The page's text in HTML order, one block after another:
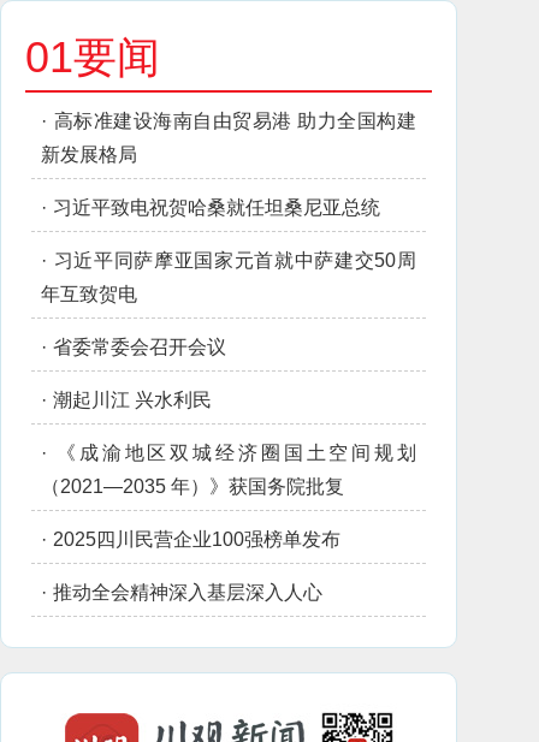
01要闻
· 高标准建设海南自由贸易港 助力全国构建
新发展格局
· 习近平致电祝贺哈桑就任坦桑尼亚总统
· 习近平同萨摩亚国家元首就中萨建交50周
年互致贺电
· 省委常委会召开会议
· 潮起川江 兴水利民
·
《成渝地区双城经济圈国土空间规划
（2021—2035 年）》获国务院批复
· 2025四川民营企业100强榜单发布
· 推动全会精神深入基层深入人心